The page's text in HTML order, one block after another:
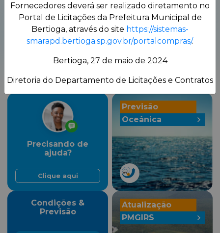
764
Pregão Presencial
28
Tomada de Preços
Fornecedores deverá ser realizado diretamento no
Portal de Licitações da Prefeitura Municipal de
Bertioga, através do site https://sistemas-
smarapd.bertioga.sp.gov.br/portalcompras/.
Bertioga, 27 de maio de 2024
Diretoria do Departamento de Licitações e Contratos
Previsão
Oceânica
Precisando de
ajuda?
Clique aqui
Condições &
Previsão
Atualização
PMGIRS